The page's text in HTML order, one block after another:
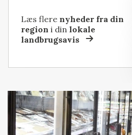
Læs flere nyheder fra din
region i dinlokale
landbrugsavis